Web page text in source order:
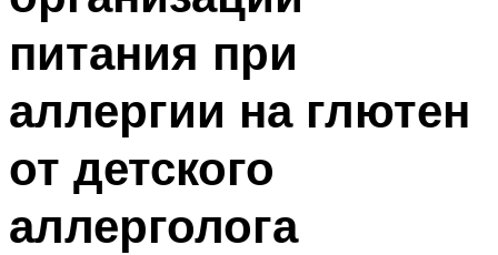
питания при
аллергии на глютен
от детского
аллерголога